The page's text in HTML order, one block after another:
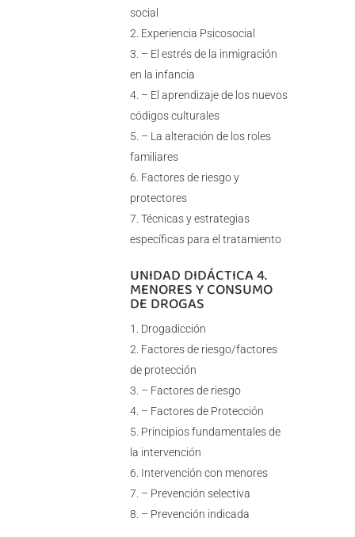
social
Experiencia Psicosocial
– El estrés de la inmigración
en la infancia
– El aprendizaje de los nuevos
códigos culturales
– La alteración de los roles
familiares
Factores de riesgo y
protectores
Técnicas y estrategias
específicas para el tratamiento
UNIDAD DIDÁCTICA 4.
MENORES Y CONSUMO
DE DROGAS
Drogadicción
Factores de riesgo/factores
de protección
– Factores de riesgo
– Factores de Protección
Principios fundamentales de
la intervención
Intervención con menores
– Prevención selectiva
– Prevención indicada